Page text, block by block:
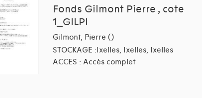
Fonds Gilmont Pierre , cote
1_GILPI
Gilmont, Pierre ()
STOCKAGE :Ixelles, Ixelles, Ixelles
ACCES : Accès complet